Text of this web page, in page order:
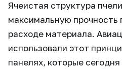
Ячеистая структура
максимальную прочность
расходе материала.
использовали этот
панелях, которые